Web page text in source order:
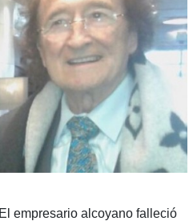
empresario alcoyano falleció